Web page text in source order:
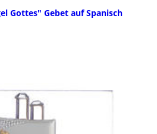
Gottes" Gebet auf Spanisch